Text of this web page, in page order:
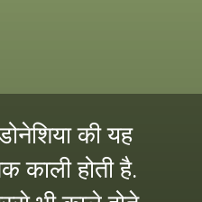
की यह
काली होती है.